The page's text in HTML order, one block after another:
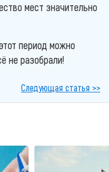
мест значительно
период можно
не разобрали!
Следующая статья >>